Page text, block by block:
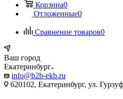
Корзина0
Отложенные0
Сравнение товаров0
Ваш город
Екатеринбург
info@b2b-ekb.ru
620102, Екатеринбург, ул.